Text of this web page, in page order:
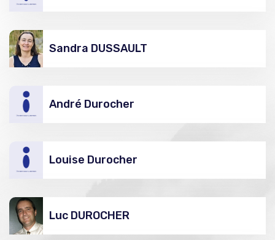
Sandra DUSSAULT
André Durocher
Louise Durocher
Luc DUROCHER